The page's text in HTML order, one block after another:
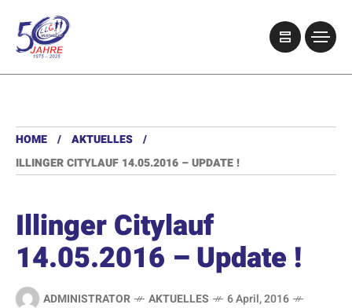
HOME
AKTUELLES
ILLINGER CITYLAUF 14.05.2016 – UPDATE !
Illinger Citylauf
14.05.2016 – Update !
ADMINISTRATOR AKTUELLES
6 April, 2016